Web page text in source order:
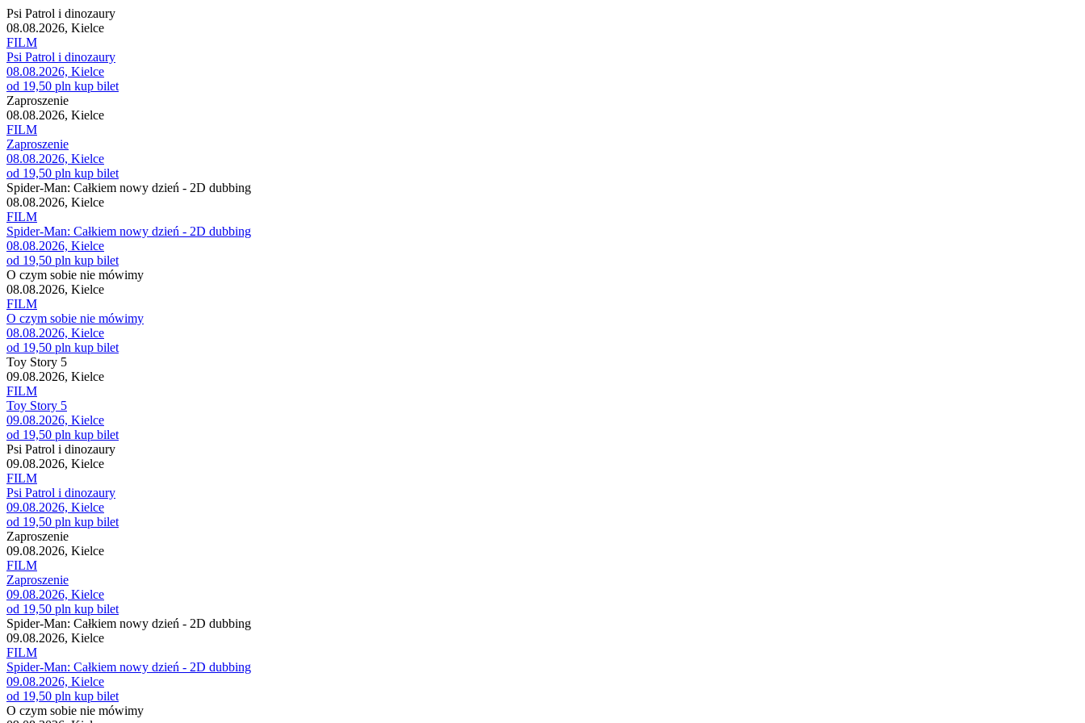
Psi Patrol i dinozaury
08.08.2026, Kielce
FILM
Psi Patrol i dinozaury
08.08.2026, Kielce
od 19,50 pln kup bilet
Zaproszenie
08.08.2026, Kielce
FILM
Zaproszenie
08.08.2026, Kielce
od 19,50 pln kup bilet
Spider-Man: Całkiem nowy dzień - 2D dubbing
08.08.2026, Kielce
FILM
Spider-Man: Całkiem nowy dzień - 2D dubbing
08.08.2026, Kielce
od 19,50 pln kup bilet
O czym sobie nie mówimy
08.08.2026, Kielce
FILM
O czym sobie nie mówimy
08.08.2026, Kielce
od 19,50 pln kup bilet
Toy Story 5
09.08.2026, Kielce
FILM
Toy Story 5
09.08.2026, Kielce
od 19,50 pln kup bilet
Psi Patrol i dinozaury
09.08.2026, Kielce
FILM
Psi Patrol i dinozaury
09.08.2026, Kielce
od 19,50 pln kup bilet
Zaproszenie
09.08.2026, Kielce
FILM
Zaproszenie
09.08.2026, Kielce
od 19,50 pln kup bilet
Spider-Man: Całkiem nowy dzień - 2D dubbing
09.08.2026, Kielce
FILM
Spider-Man: Całkiem nowy dzień - 2D dubbing
09.08.2026, Kielce
od 19,50 pln kup bilet
O czym sobie nie mówimy